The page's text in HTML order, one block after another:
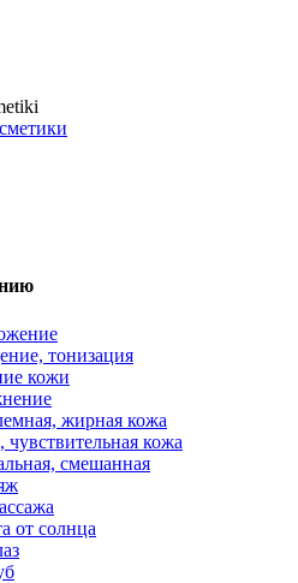
косметики
тонизация
кожи
жирная кожа
чувствительная кожа
смешанная
от солнца